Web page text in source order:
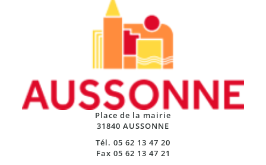
Place de la mairie
31840 AUSSONNE
Tél. 05 62 13 47 20
Fax 05 62 13 47 21